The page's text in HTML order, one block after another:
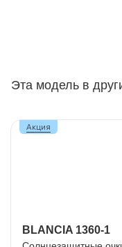
Эта модель в
BLANCIA 1360-1
Акция